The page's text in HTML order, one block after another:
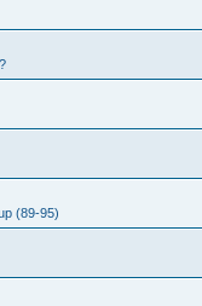
(89-95)